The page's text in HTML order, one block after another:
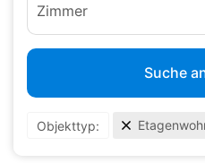
Zimmer
Suche
Objekttyp: